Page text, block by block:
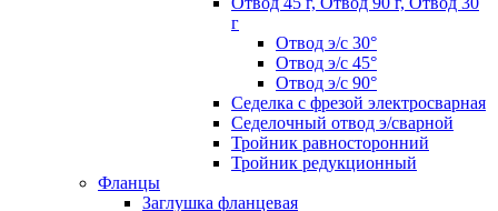
г
Отвод э/с 30°
Отвод э/с 45°
Отвод э/с 90°
Седелка с фрезой электросварная
Седелочный отвод э/сварной
Тройник равносторонний
Тройник редукционный
Фланцы
Заглушка фланцевая